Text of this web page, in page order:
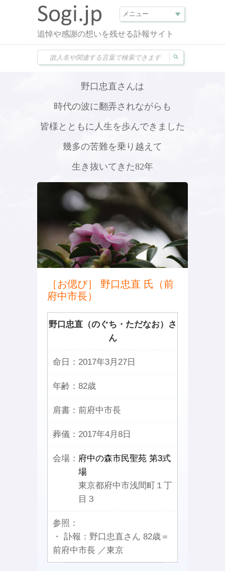
追悼や感謝の想いを残せる訃報サイト
野口忠直さんは
時代の波に翻弄されながらも
皆様とともに人生を歩んできました
幾多の苦難を乗り越えて
生き抜いてきた82年
［お偲び］ 野口忠直 氏（前
府中市長）
野口忠直（のぐち・ただなお）さ
ん
命日： 2017年3月27日
年齢： 82歳
肩書： 前府中市長
葬儀： 2017年4月8日
会場： 府中の森市民聖苑 第3式
場
東京都府中市浅間町１丁
目３
参照：
・ 訃報：野口忠直さん 82歳＝
前府中市長 ／東京